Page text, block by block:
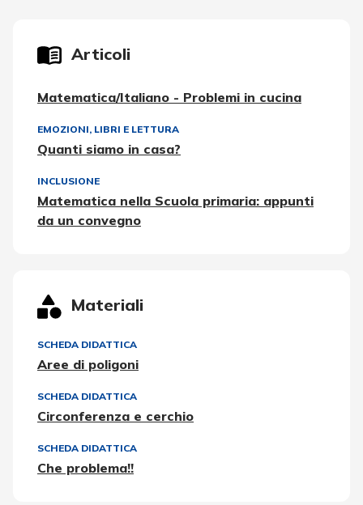
Articoli
Matematica/Italiano - Problemi in cucina
EMOZIONI, LIBRI E LETTURA
Quanti siamo in casa?
INCLUSIONE
Matematica nella Scuola primaria: appunti
da un convegno
Materiali
SCHEDA DIDATTICA
Aree di poligoni
SCHEDA DIDATTICA
Circonferenza e cerchio
SCHEDA DIDATTICA
Che problema!!